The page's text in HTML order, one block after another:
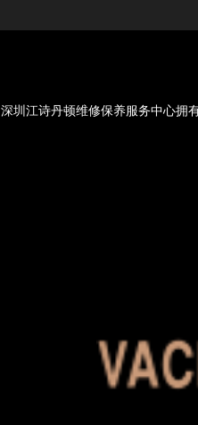
深圳江诗丹顿维修保养服务中心拥